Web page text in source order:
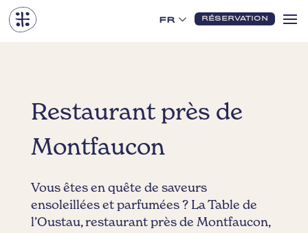
FR RÉSERVATION
Restaurant près de
Montfaucon
Vous êtes en quête de saveurs
ensoleillées et parfumées ? La Table de
l’Oustau, restaurant près de Montfaucon,